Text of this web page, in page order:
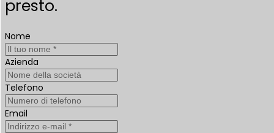
presto.
Nome
Azienda
Telefono
Email